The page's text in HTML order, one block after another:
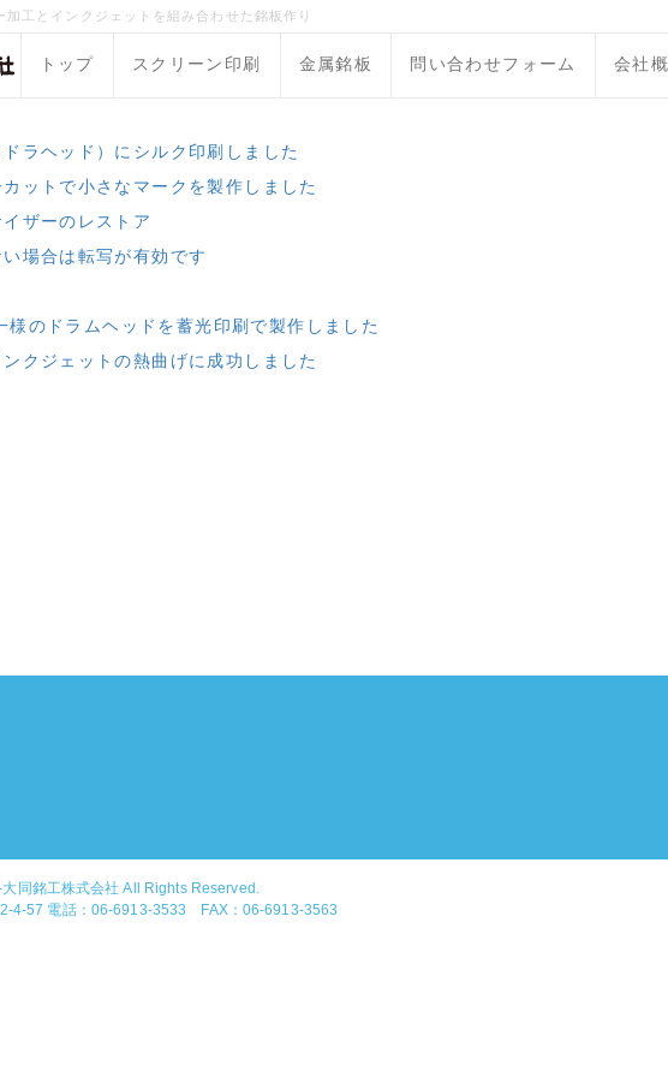
工とインクジェットを組み合わせた銘板作り
トップ スクリーン印刷 金属銘板 問い合わせフォーム 会社
ラヘッド）にシルク印刷しました
ットで小さなマークを製作しました
ザーのレストア
場合は転写が有効です
様のドラムヘッドを蓄光印刷で製作しました
クジェットの熱曲げに成功しました
同銘工株式会社 All Rights Reserved.
4-57 電話：06-6913-3533 FAX：06-6913-3563